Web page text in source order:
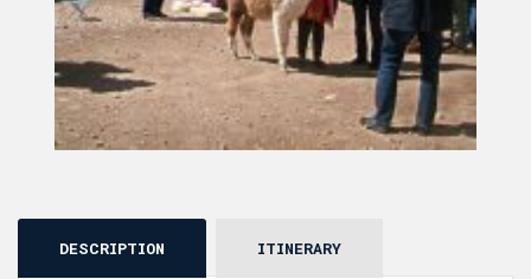
DESCRIPTION ITINERARY